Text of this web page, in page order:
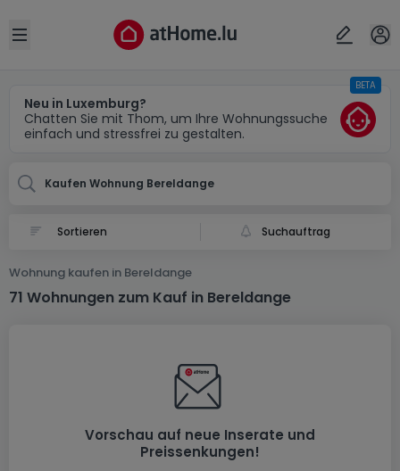
Open sidebar
Neu in Luxemburg?
Chatten Sie mit Thom, um Ihre Wohnungssuche
einfach und stressfrei zu gestalten.
BETA
Kaufen Wohnung Bereldange
Suchauftrag
Wohnung kaufen in Bereldange
71 Wohnungen zum Kauf in Bereldange
Vorschau auf neue Inserate und
Preissenkungen!
Ort
Abbrechen ok